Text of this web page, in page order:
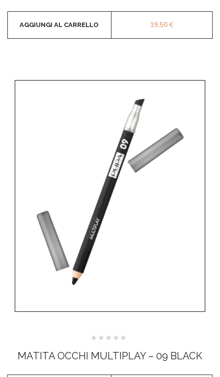
19,50€
AGGIUNGI AL CARRELLO
su
5
MATITA OCCHI MULTIPLAY – 09 BLACK